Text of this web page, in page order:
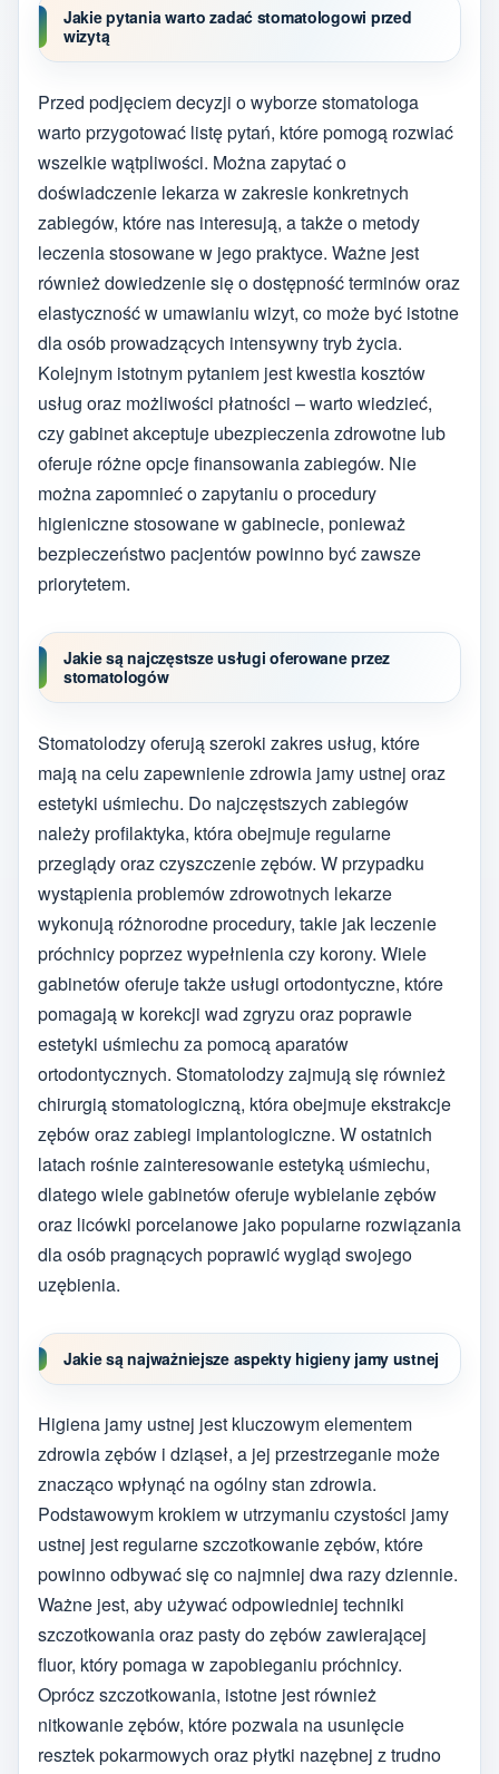
Jakie pytania warto zadać stomatologowi przed
wizytą
Przed podjęciem decyzji o wyborze stomatologa
warto przygotować listę pytań, które pomogą rozwiać
wszelkie wątpliwości. Można zapytać o
doświadczenie lekarza w zakresie konkretnych
zabiegów, które nas interesują, a także o metody
leczenia stosowane w jego praktyce. Ważne jest
również dowiedzenie się o dostępność terminów oraz
elastyczność w umawianiu wizyt, co może być istotne
dla osób prowadzących intensywny tryb życia.
Kolejnym istotnym pytaniem jest kwestia kosztów
usług oraz możliwości płatności – warto wiedzieć,
czy gabinet akceptuje ubezpieczenia zdrowotne lub
oferuje różne opcje finansowania zabiegów. Nie
można zapomnieć o zapytaniu o procedury
higieniczne stosowane w gabinecie, ponieważ
bezpieczeństwo pacjentów powinno być zawsze
priorytetem.
Jakie są najczęstsze usługi oferowane przez
stomatologów
Stomatolodzy oferują szeroki zakres usług, które
mają na celu zapewnienie zdrowia jamy ustnej oraz
estetyki uśmiechu. Do najczęstszych zabiegów
należy profilaktyka, która obejmuje regularne
przeglądy oraz czyszczenie zębów. W przypadku
wystąpienia problemów zdrowotnych lekarze
wykonują różnorodne procedury, takie jak leczenie
próchnicy poprzez wypełnienia czy korony. Wiele
gabinetów oferuje także usługi ortodontyczne, które
pomagają w korekcji wad zgryzu oraz poprawie
estetyki uśmiechu za pomocą aparatów
ortodontycznych. Stomatolodzy zajmują się również
chirurgią stomatologiczną, która obejmuje ekstrakcje
zębów oraz zabiegi implantologiczne. W ostatnich
latach rośnie zainteresowanie estetyką uśmiechu,
dlatego wiele gabinetów oferuje wybielanie zębów
oraz licówki porcelanowe jako popularne rozwiązania
dla osób pragnących poprawić wygląd swojego
uzębienia.
Jakie są najważniejsze aspekty higieny jamy ustnej
Higiena jamy ustnej jest kluczowym elementem
zdrowia zębów i dziąseł, a jej przestrzeganie może
znacząco wpłynąć na ogólny stan zdrowia.
Podstawowym krokiem w utrzymaniu czystości jamy
ustnej jest regularne szczotkowanie zębów, które
powinno odbywać się co najmniej dwa razy dziennie.
Ważne jest, aby używać odpowiedniej techniki
szczotkowania oraz pasty do zębów zawierającej
fluor, który pomaga w zapobieganiu próchnicy.
Oprócz szczotkowania, istotne jest również
nitkowanie zębów, które pozwala na usunięcie
resztek pokarmowych oraz płytki nazębnej z trudno